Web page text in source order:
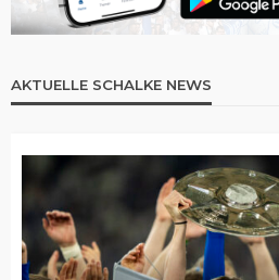
AKTUELLE SCHALKE NEWS